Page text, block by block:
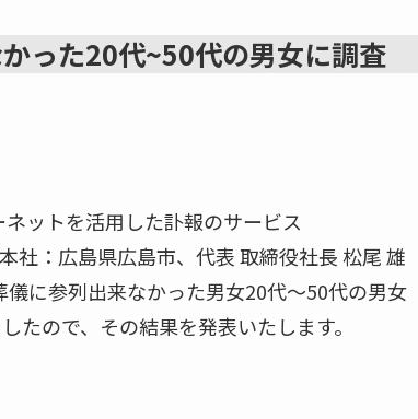
った20代~50代の男女に調査
ットを活用した訃報のサービス
社：広島県広島市、代表 取締役社長 松尾 雄
に参列出来なかった男女20代～50代の男女
たので、その結果を発表いたします。